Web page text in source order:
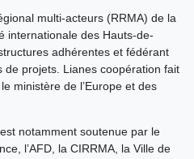
multi-acteurs (RRMA) de la
internationale des Hauts-de-
adhérentes et fédérant
projets. Lianes coopération fait
ministère de l’Europe et des
notamment soutenue par le
l’AFD, la CIRRMA, la Ville de